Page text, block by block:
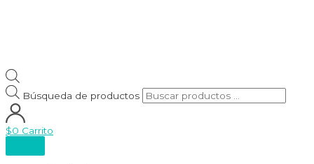
Búsqueda de productos
$0 Carrito